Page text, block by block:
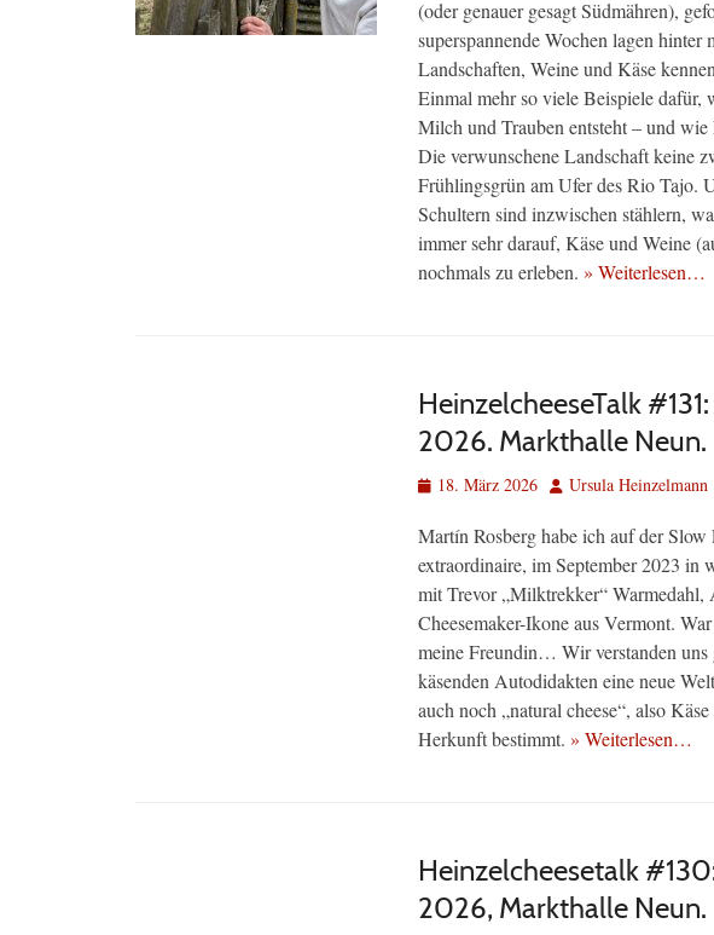
(oder genauer gesagt Südmähren),
superspannende Wochen lagen
Landschaften, Weine und Käse
Einmal mehr so viele Beispiele dafür,
Milch und Trauben entsteht – und
Die verwunschene Landschaft keine
Frühlingsgrün am Ufer des Rio Tajo.
Schultern sind inzwischen stählern,
immer sehr darauf, Käse und Weine
nochmals zu erleben. » Weiterlesen…
HeinzelcheeseTalk
2026. Markthalle Neun.
Veröffentlicht
18. März 2026 AutorUrsula Heinzelmann
Martín Rosberg habe ich auf der
extraordinaire, im September 2023 in
mit Trevor „Milktrekker“ Warmedahl,
Cheesemaker-Ikone aus Vermont.
meine Freundin… Wir verstanden
käsenden Autodidakten eine neue
auch noch „natural cheese“, also
Herkunft bestimmt. » Weiterlesen…
Heinzelcheesetalk
2026, Markthalle Neun.